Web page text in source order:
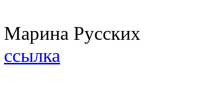
Марина Русских
ссылка